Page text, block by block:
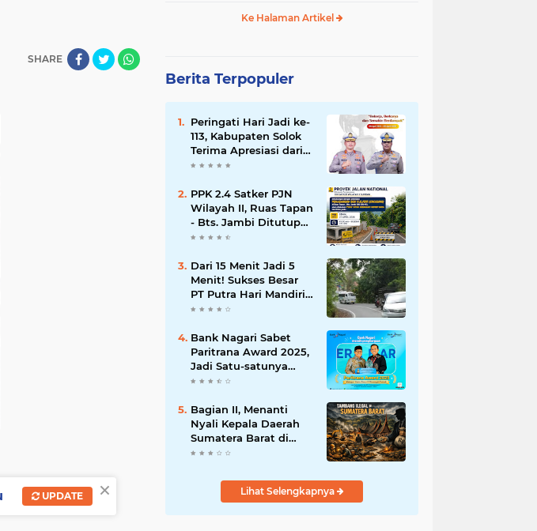
SHARE
Ke Halaman Artikel
Berita Terpopuler
Peringati Hari Jadi ke-
113, Kabupaten Solok
Terima Apresiasi dari
Jajaran Ditlantas
PPK 2.4 Satker PJN
Wilayah II, Ruas Tapan
- Bts. Jambi Ditutup
Sebagian Senin (27/4)
Dari 15 Menit Jadi 5
Menit! Sukses Besar
PT Putra Hari Mandiri
Hadirkan Jalan Impian
Sitangkai
Bank Nagari Sabet
Paritrana Award 2025,
Jadi Satu-satunya
Bank Daerah
Penghargaan
Bagian II, Menanti
Nyali Kepala Daerah
Sumatera Barat di
Balik Pusaran
Lihat Selengkapnya
×
UPDATE